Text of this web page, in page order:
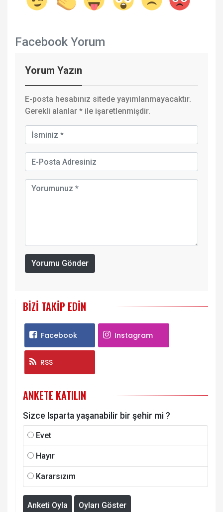
Facebook Yorum
Yorum Yazın
E-posta hesabınız sitede yayımlanmayacaktır.
Gerekli alanlar * ile işaretlenmişdir.
Yorumu Gönder
BIZI TAKIP EDIN
Facebook Instagram
RSS
ANKETE KATILIN
Sizce Isparta yaşanabilir bir şehir mi ?
Evet
Hayır
Kararsızım
Anketi Oyla Oyları Göster